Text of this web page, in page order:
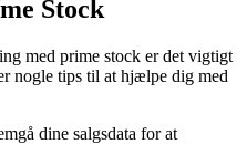
Stock
med prime stock er det vigtigt
nogle tips til at hjælpe dig med
dine salgsdata for at